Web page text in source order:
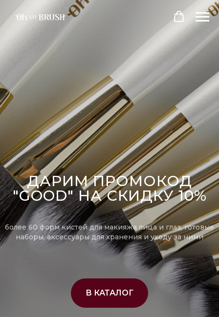
ДАРИМ ПРОМОКОД
"GOOD" НА СКИДКУ 10%
более 60 форм кистей для макияжа лица и глаз, готовые
наборы, аксессуары для хранения и уходу за ними
В КАТАЛОГ